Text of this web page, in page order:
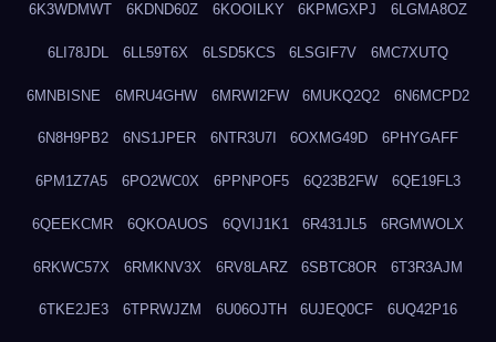
6K3WDMWT 6KDND60Z 6KOOILKY 6KPMGXPJ 6LGMA8OZ
6LI78JDL 6LL59T6X 6LSD5KCS 6LSGIF7V 6MC7XUTQ
6MNBISNE 6MRU4GHW 6MRWI2FW 6MUKQ2Q2 6N6MCPD2
6N8H9PB2 6NS1JPER 6NTR3U7I 6OXMG49D 6PHYGAFF
6PM1Z7A5 6PO2WC0X 6PPNPOF5 6Q23B2FW 6QE19FL3
6QEEKCMR 6QKOAUOS 6QVIJ1K1 6R431JL5 6RGMWOLX
6RKWC57X 6RMKNV3X 6RV8LARZ 6SBTC8OR 6T3R3AJM
6TKE2JE3 6TPRWJZM 6U06OJTH 6UJEQ0CF 6UQ42P16